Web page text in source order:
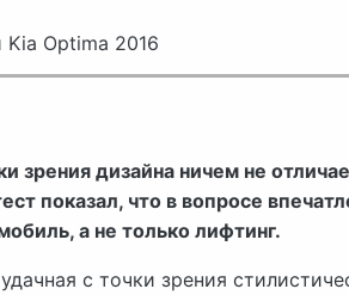
Optima 2016
зрения дизайна ничем не
показал, что в вопросе
а не только лифтинг.
с точки зрения